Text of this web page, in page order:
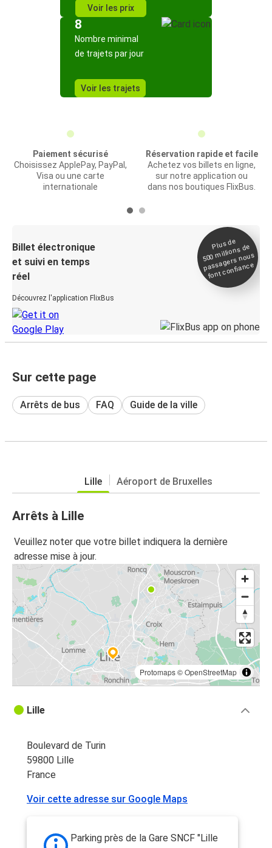
Voir les prix
8
Nombre minimal
de trajets par jour
Voir les trajets
Paiement sécurisé
Choisissez ApplePay, PayPal,
Visa ou une carte
internationale
Réservation rapide et facile
Achetez vos billets en ligne,
sur notre application ou
dans nos boutiques FlixBus.
Billet électronique
et suivi en temps
réel
Découvrez l'application FlixBus
Plus de
500
millions de
passagers nous
font confiance
Sur cette page
Arrêts de bus FAQ Guide de la ville
Lille Aéroport de Bruxelles
Arrêts à Lille
Veuillez noter que votre billet indiquera la dernière
adresse mise à jour.
Protomaps©OpenStreetMap
Lille
Boulevard de Turin
59800 Lille
France
Voir cette adresse sur Google Maps
Parking près de la Gare SNCF "Lille